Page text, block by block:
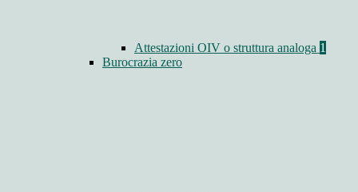
Attestazioni OIV o struttura analoga 1
Burocrazia zero